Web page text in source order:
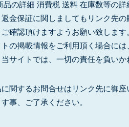
品の詳細 消費税 送料 在庫数等の
返金保証に関しましてもリンク先
確認頂けますようお願い致します
トの掲載情報をご利用頂く場合に
サイトでは、一切の責任を負いか
関するお問合せはリンク先に御
事、ご了承ください。